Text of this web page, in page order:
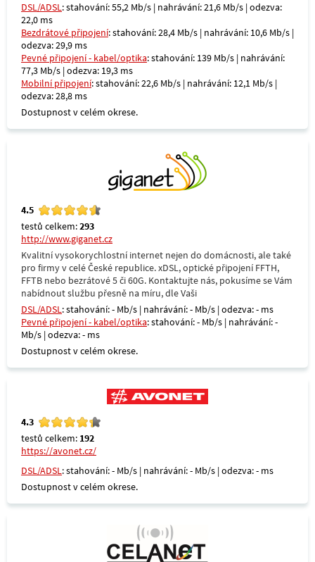
DSL/ADSL: stahování: 55,2 Mb/s | nahrávání: 21,6 Mb/s | odezva:
22,0 ms
Bezdrátové připojení: stahování: 28,4 Mb/s | nahrávání: 10,6 Mb/s |
odezva: 29,9 ms
Pevné připojení - kabel/optika: stahování: 139 Mb/s | nahrávání:
77,3 Mb/s | odezva: 19,3 ms
Mobilní připojení: stahování: 22,6 Mb/s | nahrávání: 12,1 Mb/s |
odezva: 28,8 ms
Dostupnost v celém okrese.
4.5
testů celkem:293
http://www.giganet.cz
Kvalitní vysokorychlostní internet nejen do domácnosti, ale také
pro firmy v celé České republice. xDSL, optické připojení FFTH,
FFTB nebo bezrátové 5 či 60G. Kontaktujte nás, pokusíme se Vám
nabídnout službu přesně na míru, dle Vaši
DSL/ADSL: stahování: - Mb/s | nahrávání: - Mb/s | odezva: - ms
Pevné připojení - kabel/optika: stahování: - Mb/s | nahrávání: -
Mb/s | odezva: - ms
Dostupnost v celém okrese.
4.3
testů celkem: 192
https://avonet.cz/
DSL/ADSL: stahování: - Mb/s | nahrávání: - Mb/s | odezva: - ms
Dostupnost v celém okrese.